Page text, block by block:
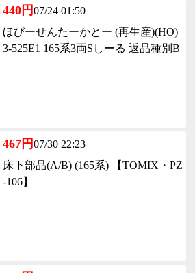
440円07/24 01:50
ほびーせんたーかとー (再生産)(HO)
3-525E1 165系3両Sしーる 返品種別B
467円07/30 22:23
床下部品(A/B) (165系) 【TOMIX・PZ
-106】